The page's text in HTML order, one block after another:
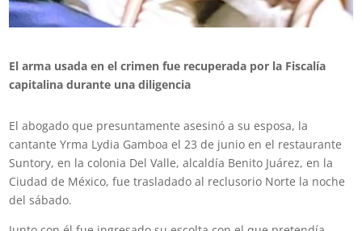
El arma usada en el crimen fue recuperada por la Fiscalía
capitalina durante una diligencia
El abogado que presuntamente asesinó a su esposa, la
cantante Yrma Lydia Gamboa el 23 de junio en el restaurante
Suntory, en la colonia Del Valle, alcaldía Benito Juárez, en la
Ciudad de México, fue trasladado al reclusorio Norte la noche
del sábado.